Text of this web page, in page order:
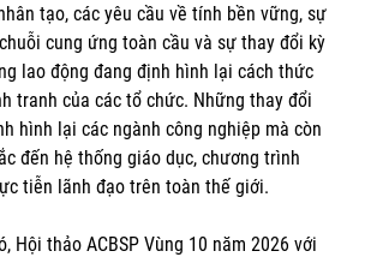
tạo, các yêu cầu về tính bền vững, sự
cung ứng toàn cầu và sự thay đổi kỳ
lao động đang định hình lại cách thức
tranh của các tổ chức. Những thay đổi
hình lại các ngành công nghiệp mà còn
đến hệ thống giáo dục, chương trình
tiễn lãnh đạo trên toàn thế giới.
Hội thảo ACBSP Vùng 10 năm 2026 với